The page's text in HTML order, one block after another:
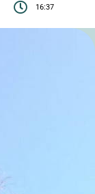
16:37